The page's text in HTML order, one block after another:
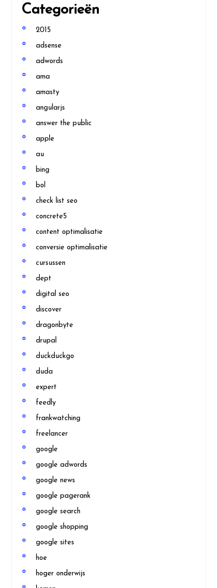
Categorieën
2015
adsense
adwords
ama
amasty
angularjs
answer the public
apple
au
bing
bol
check list seo
concrete5
content optimalisatie
conversie optimalisatie
cursussen
dept
digital seo
discover
dragonbyte
drupal
duckduckgo
duda
expert
feedly
frankwatching
freelancer
google
google adwords
google news
google pagerank
google search
google shopping
google sites
hoe
hoger onderwijs